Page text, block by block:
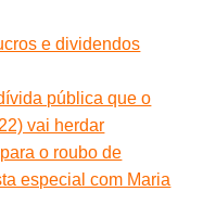
e dividendos
pública que o
vai herdar
o roubo de
especial com Maria